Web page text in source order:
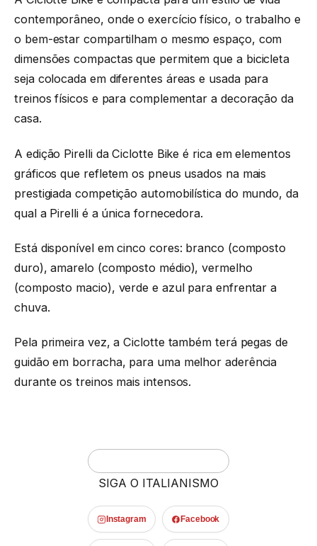
contemporâneo, onde o exercício físico, o trabalho e
o bem-estar compartilham o mesmo espaço, com
dimensões compactas que permitem que a bicicleta
seja colocada em diferentes áreas e usada para
treinos físicos e para complementar a decoração da
casa.
A edição Pirelli da Ciclotte Bike é rica em elementos
gráficos que refletem os pneus usados na mais
prestigiada competição automobilística do mundo, da
qual a Pirelli é a única fornecedora.
Está disponível em cinco cores: branco (composto
duro), amarelo (composto médio), vermelho
(composto macio), verde e azul para enfrentar a
chuva.
Pela primeira vez, a Ciclotte também terá pegas de
guidão em borracha, para uma melhor aderência
durante os treinos mais intensos.
SIGA O ITALIANISMO
Instagram Facebook